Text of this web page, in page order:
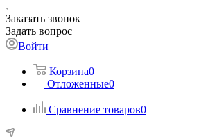
Заказать звонок
Задать вопрос
Войти
Корзина0
Отложенные0
Сравнение товаров0